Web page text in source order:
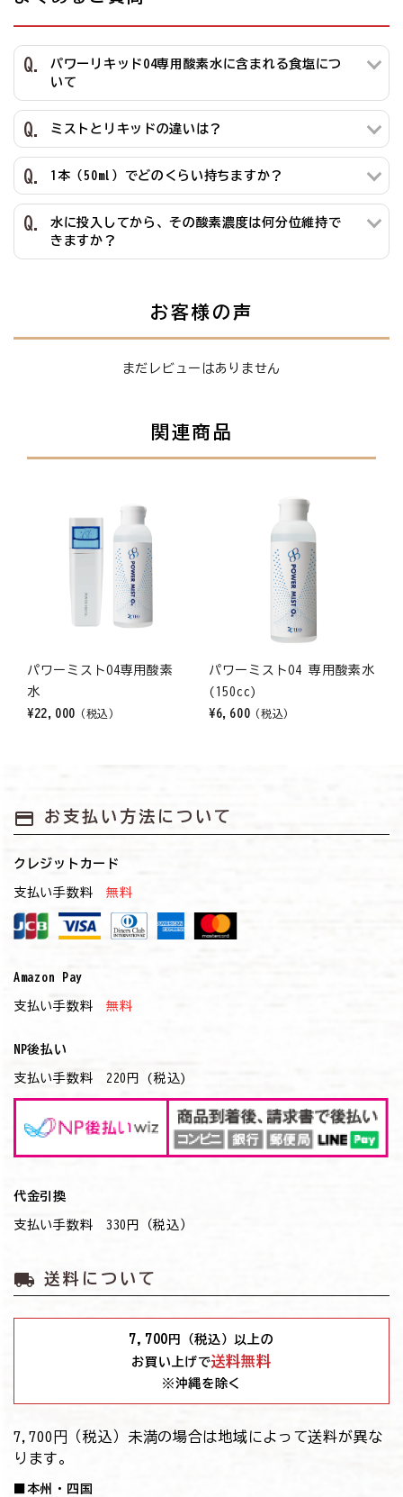
パワーリキッドO4専用酸素水に含まれる食塩につ
いて
ミストとリキッドの違いは？
1本（50ml）でどのくらい持ちますか？
水に投入してから、その酸素濃度は何分位維持で
きますか？
お客様の声
まだレビューはありません
関連商品
パワーミストO4専用酸素
水
¥22,000
(税込)
パワーミストO4 専用酸素水
(150cc)
¥6,600 (税込)
payment お支払い方法について
クレジットカード
支払い手数料 無料
Amazon Pay
支払い手数料 無料
NP後払い
支払い手数料 220円 (税込)
代金引換
支払い手数料 330円（税込）
local_shipping 送料について
7,700 円（税込）以上の
お買い上げで送料無料
※沖縄を除く
7,700円（税込）未満の場合は地域によって送料が異な
ります。
■本州・四国